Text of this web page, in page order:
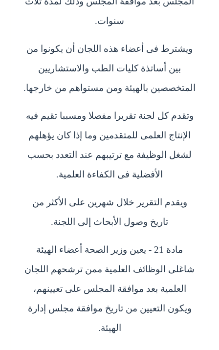
سنوات.
ويشترط فى أعضاء هذه اللجان أن يكونوا من
بين أساتذة كليات الطب والاستشاريين
المتخصصين بالهيئة ومن مستواهم من خارجها.
وتقدم كل لجنة تقريرا مفصلا ومسببا تقيم فيه
الإنتاج العلمى للمتقدمين وما إذا كان يؤهلهم
لشغل الوظيفة مع ترتيبهم عند التعدد بحسب
الأفضلية فى الكفاءة العلمية.
ويقدم التقرير خلال شهرين على الأكثر من
تاريخ وصول الأبحاث إلى اللجنة.
مادة 21 - يعين وزير الصحة أعضاء الهيئة
شاغلى الوظائف العلمية ممن ترشحهم اللجان
العلمية بعد موافقة المجلس على تعيينهم،
ويكون التعيين من تاريخ موافقة مجلس إدارة
الهيئة.